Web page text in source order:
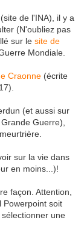
(site de l'INA), il y a
(N'oubliez pas
sur le site de
Mondiale.
Craonne (écrite
(et aussi sur
Guerre),
sur la vie dans
en moins...)!
façon. Attention,
Powerpoint soit
une